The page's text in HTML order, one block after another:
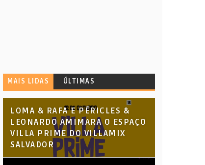
MAIS LIDAS ÚLTIMAS
LOMA & RAFA E PÉRICLES &
LEONARDO AMIMARA O ESPAÇO
VILLA PRIME DO VILLAMIX
SALVADOR